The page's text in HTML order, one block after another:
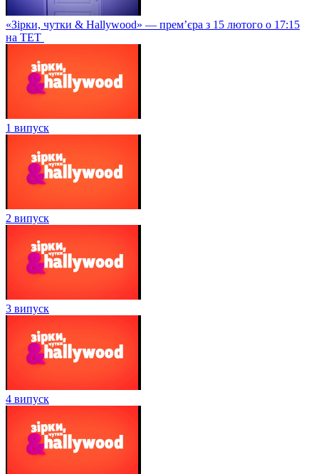
«Зірки, чутки & Hallywood» — прем’єра з 15 лютого о 17:15
на ТЕТ
1 випуск
2 випуск
3 випуск
4 випуск